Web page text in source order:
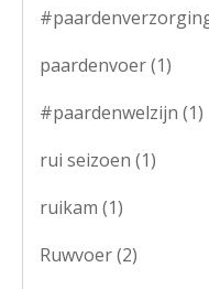
paardenvoer(1)
#paardenwelzijn (1)
rui seizoen (1)
ruikam (1)
Ruwvoer(2)